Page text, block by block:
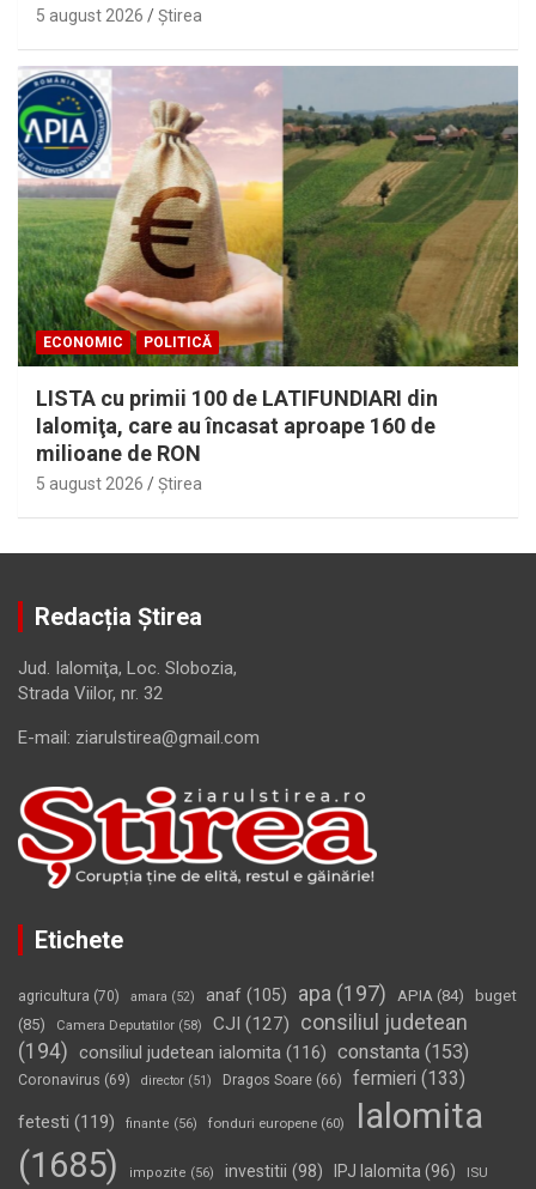
5 august 2026 Ştirea
ECONOMIC POLITICĂ
LISTA cu primii 100 de LATIFUNDIARI din
Ialomiţa, care au încasat aproape 160 de
milioane de RON
5 august 2026 Ştirea
Redacția Știrea
Jud. Ialomiţa, Loc. Slobozia,
Strada Viilor, nr. 32
E-mail: ziarulstirea@gmail.com
Etichete
agricultura (70) amara (52) anaf (105) apa (197) APIA (84)
buget
(85)
Camera Deputatilor (58) CJI (127)
consiliul judetean
(194) consiliul judetean ialomita (116) constanta (153)
Coronavirus (69) director (51) Dragos Soare (66) fermieri (133)
fetesti (119) finante (56) fonduri europene (60)
Ialomita
(1685)
impozite (56) investitii (98) IPJ Ialomita (96) ISU